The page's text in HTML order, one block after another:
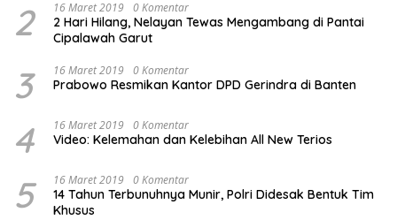
2 16 Maret 2019 0 Komentar
2 Hari Hilang, Nelayan Tewas Mengambang di Pantai
Cipalawah Garut
3 16 Maret 2019 0 Komentar
Prabowo Resmikan Kantor DPD Gerindra di Banten
4 16 Maret 2019 0 Komentar
Video: Kelemahan dan Kelebihan All New Terios
5 16 Maret 2019 0 Komentar
14 Tahun Terbunuhnya Munir, Polri Didesak Bentuk Tim
Khusus